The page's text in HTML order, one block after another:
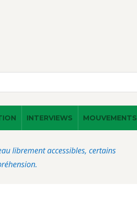
INTERVIEWS MOUVEMENTS
librement accessibles, certains